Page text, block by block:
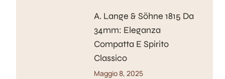
A. Lange & Söhne 1815 Da
34mm: Eleganza
Compatta E Spirito
Classico
Maggio 8, 2025